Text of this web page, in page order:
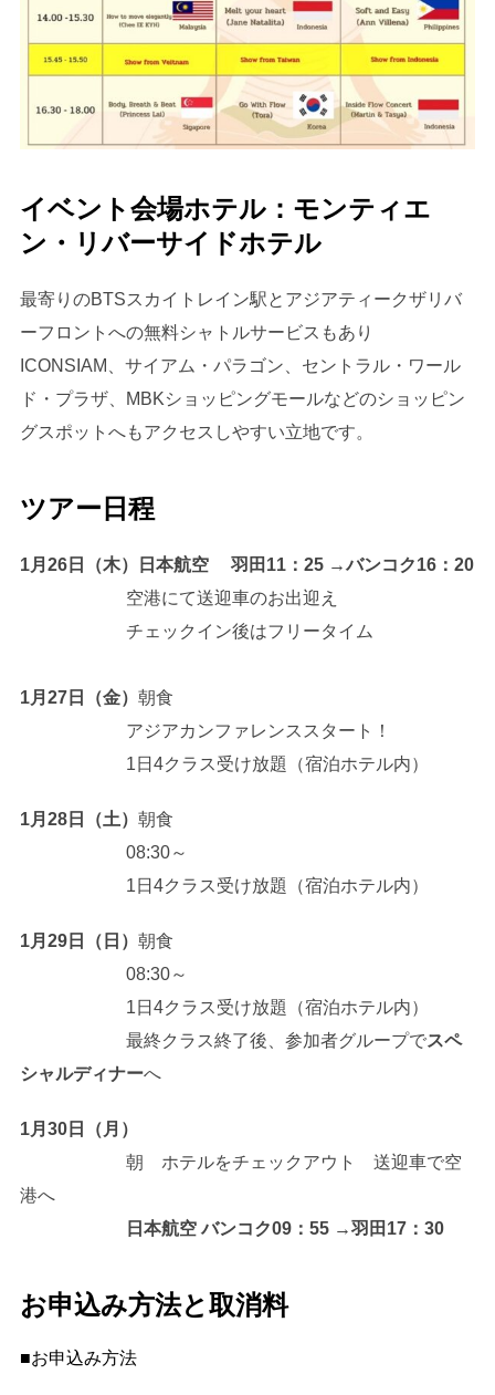
イベント会場ホテル：モンティエ
ン・リバーサイドホテル
最寄りのBTSスカイトレイン駅とアジアティークザリバ
ーフロントへの無料シャトルサービスもあり
ICONSIAM、サイアム・パラゴン、セントラル・ワール
ド・プラザ、MBKショッピングモールなどのショッピン
グスポットへもアクセスしやすい立地です。
ツアー日程
1月26日（木）日本航空 羽田11：25 →バンコク16：20
空港にて送迎車のお出迎え
チェックイン後はフリータイム
1月27日（金） 朝食
アジアカンファレンススタート！
1日4クラス受け放題（宿泊ホテル内）
1月28日（土） 朝食
08:30～
1日4クラス受け放題（宿泊ホテル内）
1月29日（日） 朝食
08:30～
1日4クラス受け放題（宿泊ホテル内）
最終クラス終了後、参加者グループでスペ
シャルディナーへ
1月30日（月）
朝 ホテルをチェックアウト 送迎車で空
港へ
日本航空 バンコク09：55 →羽田17：30
お申込み方法と取消料
■お申込み方法